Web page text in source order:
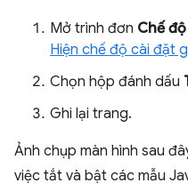
Mở trình đơn Chế
Hiện chế độ cài đặt
Chọn hộp đánh dấu
Ghi lại trang.
Ảnh chụp màn hình sau
việc tắt và bật các mẫu